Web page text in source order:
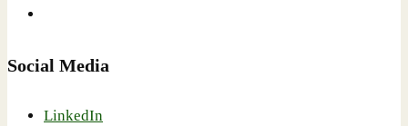
Social Media
LinkedIn